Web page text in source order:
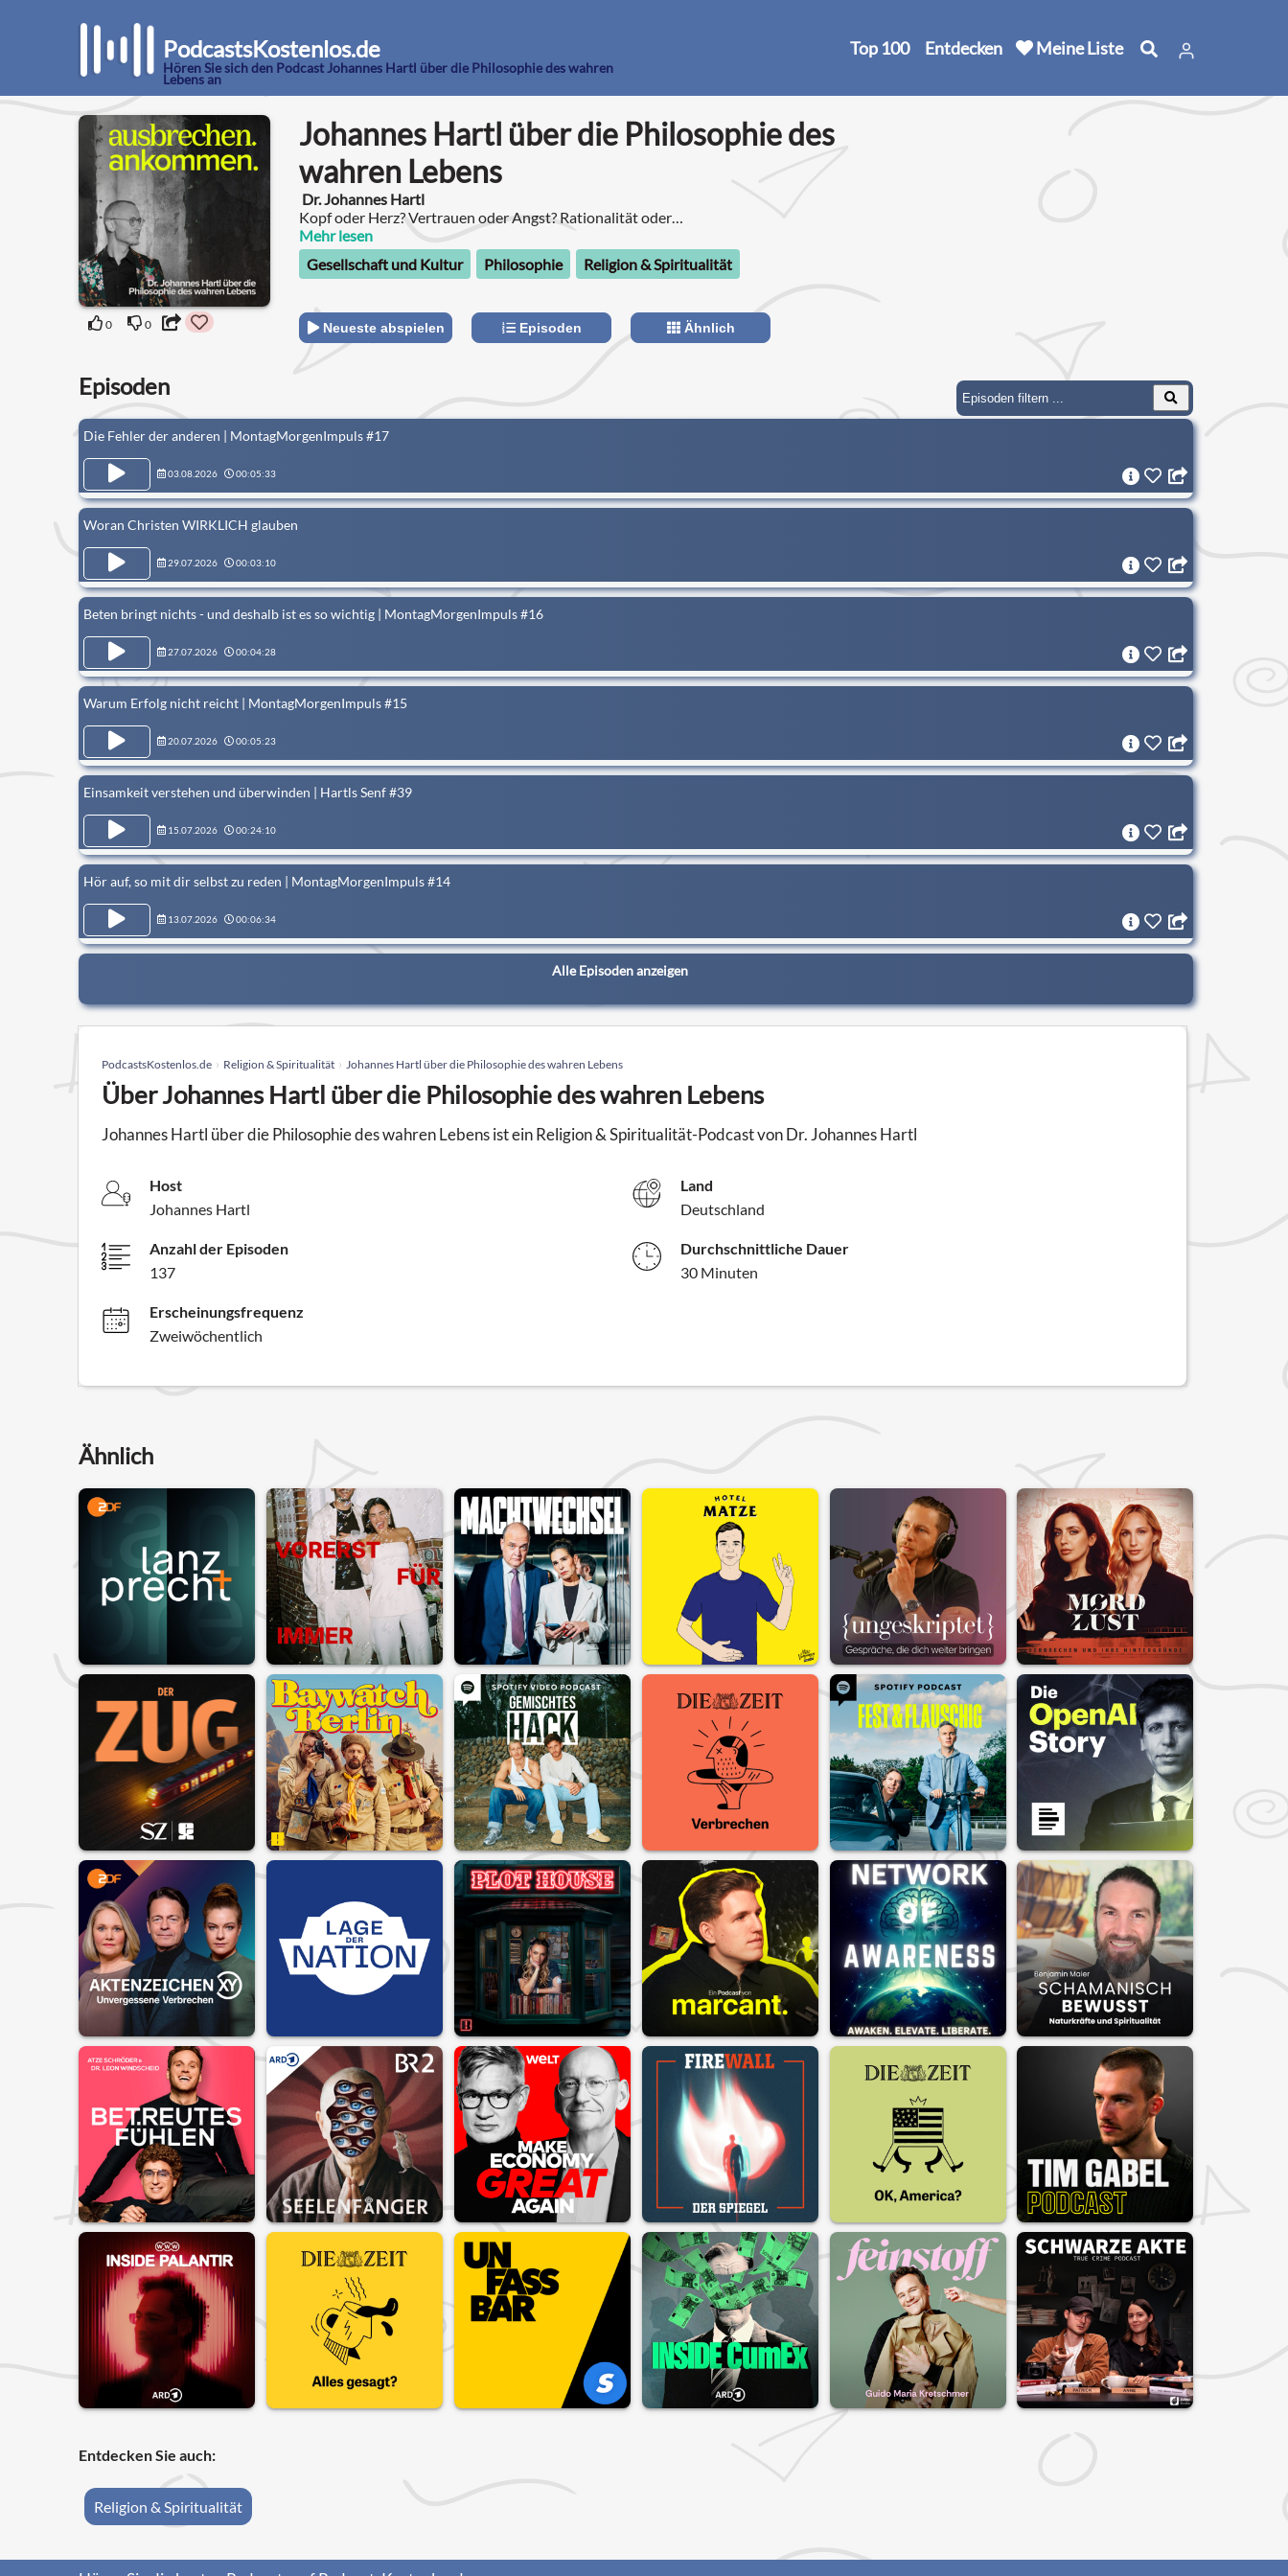
PodcastsKostenlos.de
Hören Sie sich den Podcast Johannes Hartl über die Philosophie des wahren
Lebens an
Top 100 Entdecken Meine Liste
0 0
Johannes Hartl über die Philosophie des
wahren Lebens
Dr. Johannes Hartl
Kopf oder Herz? Vertrauen oder Angst? Rationalität oder
Spiritualität?
Mehr lesen
Gesellschaft und Kultur
Philosophie Religion & Spiritualität
Neueste abspielen Episoden Ähnlich
Episoden
Die Fehler der anderen | MontagMorgenImpuls #17
03.08.2026 00:05:33
Woran Christen WIRKLICH glauben
29.07.2026 00:03:10
Beten bringt nichts - und deshalb ist es so wichtig | MontagMorgenImpuls #16
27.07.2026 00:04:28
Warum Erfolg nicht reicht | MontagMorgenImpuls #15
20.07.2026 00:05:23
Einsamkeit verstehen und überwinden | Hartls Senf #39
15.07.2026 00:24:10
Hör auf, so mit dir selbst zu reden | MontagMorgenImpuls #14
13.07.2026 00:06:34
Alle Episoden anzeigen
PodcastsKostenlos.de Religion & Spiritualität Johannes Hartl über die Philosophie des wahren Lebens
Über Johannes Hartl über die Philosophie des wahren Lebens
Johannes Hartl über die Philosophie des wahren Lebens ist ein Religion & Spiritualität-Podcast von Dr. Johannes Hartl
Host
Johannes Hartl
Land
Deutschland
Anzahl der Episoden
137
Durchschnittliche Dauer
30 Minuten
Erscheinungsfrequenz
Zweiwöchentlich
Ähnlich
Entdecken Sie auch:
Religion & Spiritualität